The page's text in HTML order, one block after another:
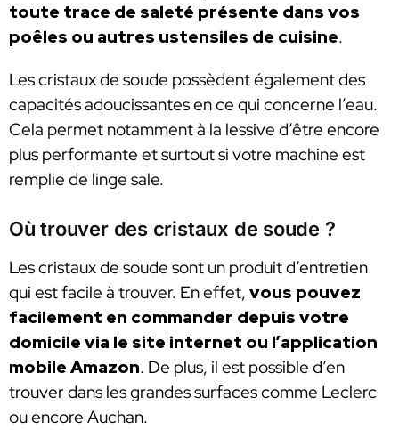
toute trace de saleté présente dans vos
poêles ou autres ustensiles de cuisine.
Les cristaux de soude possèdent également des
capacités adoucissantes en ce qui concerne l’eau.
Cela permet notamment à la lessive d’être encore
plus performante et surtout si votre machine est
remplie de linge sale.
Où trouver des cristaux de soude ?
Les cristaux de soude sont un produit d’entretien
qui est facile à trouver. En effet, vous pouvez
facilement en commander depuis votre
domicile via le site internet ou l’application
mobile Amazon. De plus, il est possible d’en
trouver dans les grandes surfaces comme Leclerc
ou encore Auchan.